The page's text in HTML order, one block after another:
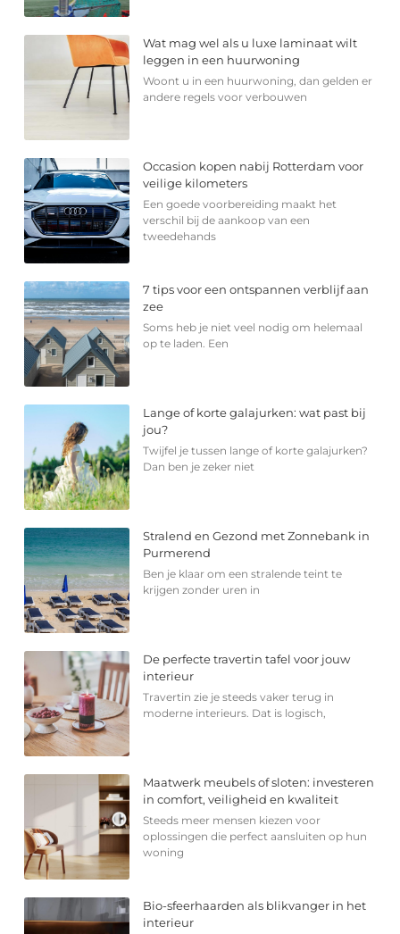
Wat mag wel als u luxe laminaat wilt
leggen in een huurwoning
Woont u in een huurwoning, dan gelden er
andere regels voor verbouwen
Occasion kopen nabij Rotterdam voor
veilige kilometers
Een goede voorbereiding maakt het
verschil bij de aankoop van een
tweedehands
7 tips voor een ontspannen verblijf aan
zee
Soms heb je niet veel nodig om helemaal
op te laden. Een
Lange of korte galajurken: wat past bij
jou?
Twijfel je tussen lange of korte galajurken?
Dan ben je zeker niet
Stralend en Gezond met Zonnebank in
Purmerend
Ben je klaar om een stralende teint te
krijgen zonder uren in
De perfecte travertin tafel voor jouw
interieur
Travertin zie je steeds vaker terug in
moderne interieurs. Dat is logisch,
Maatwerk meubels of sloten: investeren
in comfort, veiligheid en kwaliteit
Steeds meer mensen kiezen voor
oplossingen die perfect aansluiten op hun
woning
Bio-sfeerhaarden als blikvanger in het
interieur